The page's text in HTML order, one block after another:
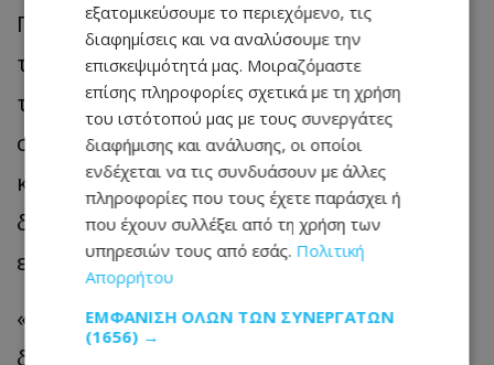
Παράλληλα, απέρριψε τις συγκρίσεις με
τον Πύργο της Πίζας, τονίζοντας ότι
τέτοιες αναλογίες δεν ανταποκρίνονται
στα σύγχρονα κατασκευαστικά πρότυπα
και ότι η έκταση της ζημιάς δείχνει πως
δεν υπήρξε επαρκής έλεγχος των
εργασιών.
«Έχουμε εκεί ένα θέμα»: Τα SMS που
δείχνουν ότι οι μηχανικοί γνώριζαν τον
εξατομικεύσουμε το περιεχόμενο, τις
διαφημίσεις και να αναλύσουμε την
επισκεψιμότητά μας. Μοιραζόμαστε
επίσης πληροφορίες σχετικά με τη χρήση
του ιστότοπού μας με τους συνεργάτες
διαφήμισης και ανάλυσης, οι οποίοι
ενδέχεται να τις συνδυάσουν με άλλες
πληροφορίες που τους έχετε παράσχει ή
που έχουν συλλέξει από τη χρήση των
υπηρεσιών τους από εσάς. Πολιτική
Απορρήτου
ΕΜΦΆΝΙΣΗ ΌΛΩΝ ΤΩΝ ΣΥΝΕΡΓΑΤΏΝ
(1656) →